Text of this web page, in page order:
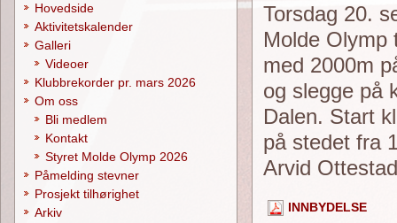
Torsdag 20.
Molde Olymp
med 2000m
og slegge på
Dalen. Start
på stedet fra
Arvid
INNBYDELSE
Hovedside
Aktivitetskalender
Galleri
Videoer
Klubbrekorder pr. mars 2026
Om oss
Bli medlem
Kontakt
Styret Molde Olymp 2026
Påmelding stevner
Prosjekt tilhørighet
Arkiv